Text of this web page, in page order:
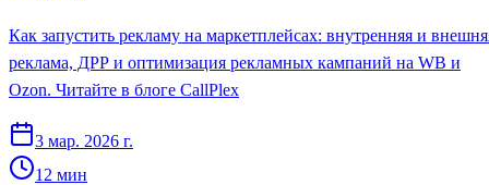
Как запустить рекламу на маркетплейсах: внутренняя и
реклама, ДРР и оптимизация рекламных кампаний на WB и
Ozon. Читайте в блоге CallPlex
3 мар. 2026 г.
12 мин